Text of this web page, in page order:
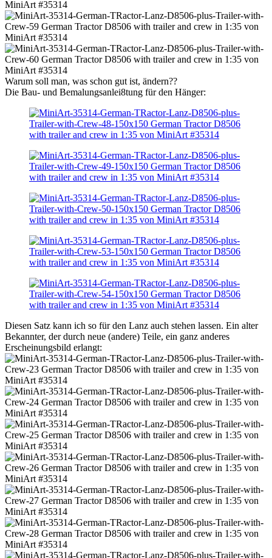
Warum soll man, was schon gut ist, ändern??
Die Bau- und Bemalungsanlei8tung für den Hänger:
Diesen Satz kann ich so für den Lanz auch stehen lassen. Ein alter
Bekannter, der durch neue (andere) Teile, ein ganz anderes
Erscheinungsbild erlangt: